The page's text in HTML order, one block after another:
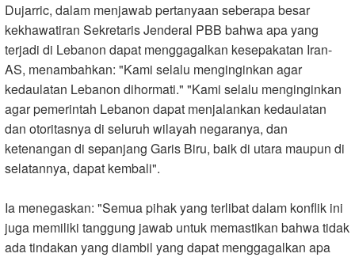
Dujarric, dalam menjawab pertanyaan seberapa besar
kekhawatiran Sekretaris Jenderal PBB bahwa apa yang
terjadi di Lebanon dapat menggagalkan kesepakatan Iran-
AS, menambahkan: "Kami selalu menginginkan agar
kedaulatan Lebanon dihormati." "Kami selalu menginginkan
agar pemerintah Lebanon dapat menjalankan kedaulatan
dan otoritasnya di seluruh wilayah negaranya, dan
ketenangan di sepanjang Garis Biru, baik di utara maupun di
selatannya, dapat kembali."
Ia menegaskan: "Semua pihak yang terlibat dalam konflik ini
juga memiliki tanggung jawab untuk memastikan bahwa tidak
ada tindakan yang diambil yang dapat menggagalkan apa